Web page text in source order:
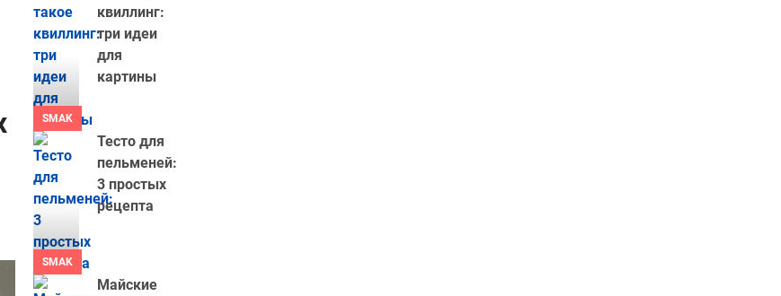
SMAK
квиллинг:
три идеи
для
картины
SMAK
Тесто для
пельменей:
3 простых
рецепта
Майские